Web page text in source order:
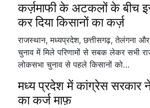
कर्ज़माफी के अटकलों के बीच
कर दिया किसानों का कर्ज़
राजस्थान, मध्यप्रदेश, छत्तीसगढ़, तेलंगना और
चुनाव में मिले परिणामों से सबक लेकर सभी
लोकसभा चुनाव से पहले किसानों को…
मध्य प्रदेश में कांग्रेस सरकार ने
का कर्ज माफ़